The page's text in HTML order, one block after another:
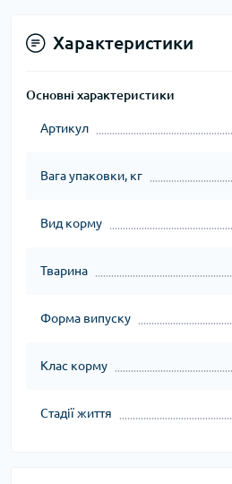
Характеристики
Основні характеристики
Артикул
Вага упаковки, кг
Вид корму
Тварина
Форма випуску
Клас корму
Стадії життя